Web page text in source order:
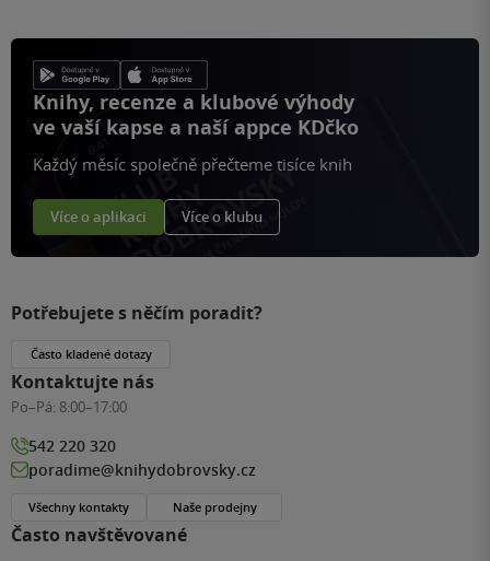
Knihy, recenze a klubové výhody
ve vaší kapse a naší appce KDčko
Každý měsíc společně přečteme tisíce knih
Více o aplikaci Více o klubu
Často navštěvované
Potřebujete s něčím poradit?
Často kladené dotazy
Kontaktujte nás
Po–Pá: 8:00–17:00
542 220 320
poradime@knihydobrovsky.cz
Všechny kontakty Naše prodejny